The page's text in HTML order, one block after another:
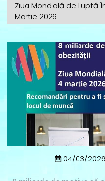
Ziua Mondială de Luptă
Martie 2026
04/03/2026